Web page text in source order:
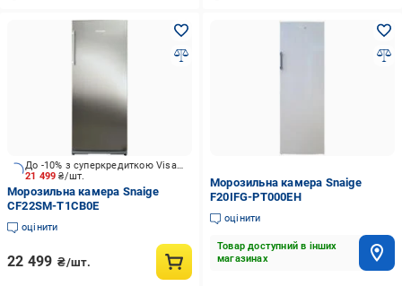
21 499₴/шт.
До -10% з суперкредиткою Visa Вигода
Морозильна камера Snaige
CF22SM-T1CB0E
оцінити
22 499 ₴/шт.
Морозильна камера Snaige
F20IFG-PT000EH
оцінити
Товар доступний в інших
магазинах